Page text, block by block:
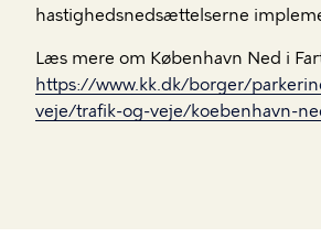
hastighedsnedsættelserne
Læs mere om København Ned i
https://www.kk.dk/borger/
veje/trafik-og-veje/koebenhavn-